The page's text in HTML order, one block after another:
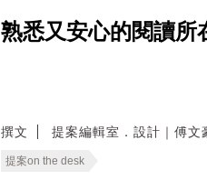
熟悉又安心的閱讀所
撰文 提案編輯室．設計｜傅文
提案on the desk